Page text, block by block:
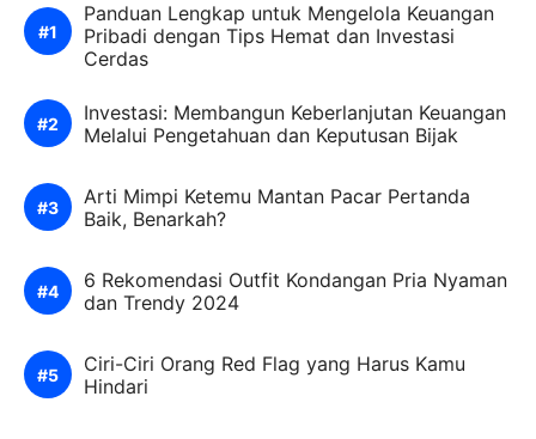
Panduan Lengkap untuk Mengelola Keuangan
Pribadi dengan Tips Hemat dan Investasi
Cerdas
Investasi: Membangun Keberlanjutan Keuangan
Melalui Pengetahuan dan Keputusan Bijak
Arti Mimpi Ketemu Mantan Pacar Pertanda
Baik, Benarkah?
6 Rekomendasi Outfit Kondangan Pria Nyaman
dan Trendy 2024
Ciri-Ciri Orang Red Flag yang Harus Kamu
Hindari